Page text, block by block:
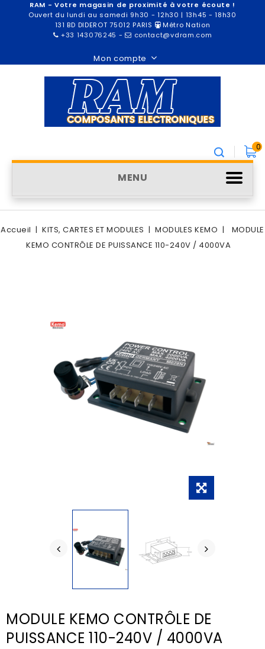
RAM - Votre magasin de proximité à votre écoute !
Ouvert du lundi au samedi 9h30 - 12h30 | 13h45 - 18h30
131 BD DIDEROT 75012 PARIS
Métro Nation
+33 143076245 - contact@vdram.com
Mon compte
0
MENU
Accueil KITS, CARTES ET MODULES MODULES KEMO
MODULE
KEMO CONTRÔLE DE PUISSANCE 110-240V / 4000VA
MODULE KEMO CONTRÔLE DE
PUISSANCE 110-240V / 4000VA